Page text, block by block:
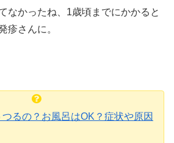
なかったね、1歳頃までにかかると
疹さんに。
るの？お風呂はOK？症状や原因